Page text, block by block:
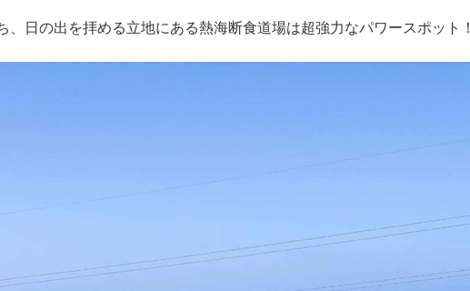
、日の出を拝める立地にある熱海断食道場は超強力なパワースポット！